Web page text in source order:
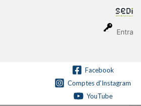
Entra
Facebook
Comptes d'Instagram
YouTube